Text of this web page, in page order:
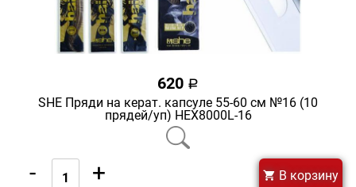
620 a
SHE Пряди на керат. капсуле 55-60 см №16 (10
прядей/уп) HEX8000L-16
- + В корзину